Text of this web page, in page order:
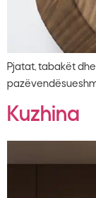
Pjatat, tabakët
Kuzhina